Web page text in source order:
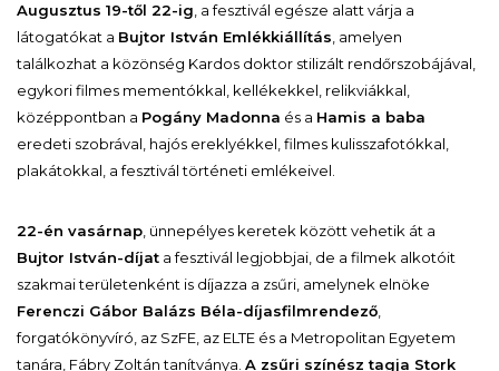
Augusztus 19-től 22-ig, a fesztivál egésze alatt várja a
látogatókat a Bujtor István Emlékkiállítás, amelyen
találkozhat a közönség Kardos doktor stilizált rendőrszobájával,
egykori filmes mementókkal, kellékekkel, relikviákkal,
középpontban a Pogány Madonna és a Hamis a baba
eredeti szobrával, hajós ereklyékkel, filmes kulisszafotókkal,
plakátokkal, a fesztivál történeti emlékeivel.
22-én vasárnap, ünnepélyes keretek között vehetik át a
Bujtor István-díjat a fesztivál legjobbjai, de a filmek alkotóit
szakmai területenként is díjazza a zsűri, amelynek elnöke
Ferenczi Gábor Balázs Béla-díjasfilmrendező,
forgatókönyvíró, az SzFE, az ELTE és a Metropolitan Egyetem
tanára, Fábry Zoltán tanítványa. A zsűri színész tagja Stork